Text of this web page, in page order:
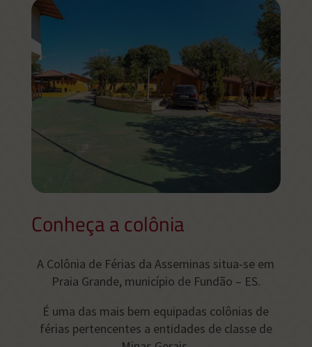
Conheça a colônia
A Colônia de Férias da Asseminas situa-se em
Praia Grande, município de Fundão – ES.
É uma das mais bem equipadas colônias de
férias pertencentes a entidades de classe de